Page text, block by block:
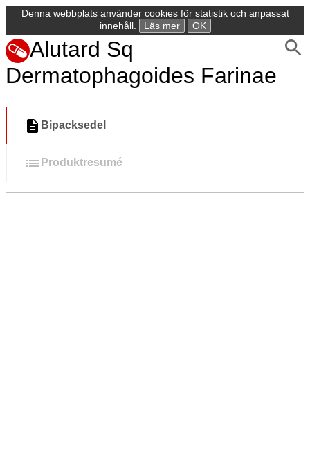
Denna webbplats använder cookies för statistik och anpassat
innehåll.
Läs mer OK
Alutard Sq
Dermatophagoides Farinae
Bipacksedel
Produktresumé